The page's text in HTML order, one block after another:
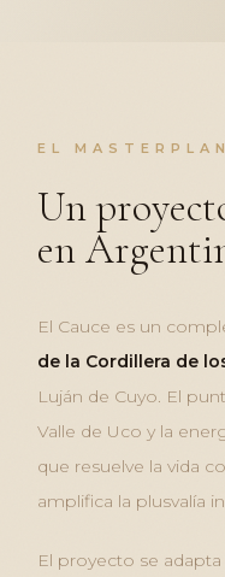
EL MASTERPLAN
Un
en
El Cauce es un
de la Cordillera de
Luján de Cuyo. El
Valle de Uco y la
que resuelve la vida
amplifica la plusvalía
El proyecto se